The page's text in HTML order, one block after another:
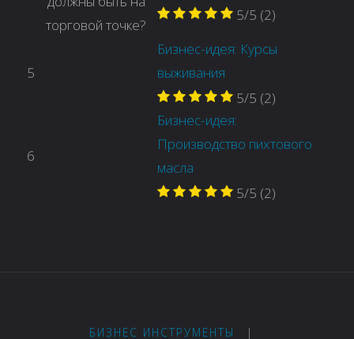
5/5 (2)
5
Бизнес-идея: Курсы
выживания
5/5 (2)
6
Бизнес-идея:
Производство пихтового
масла
5/5 (2)
БИЗНЕС ИНСТРУМЕНТЫ |